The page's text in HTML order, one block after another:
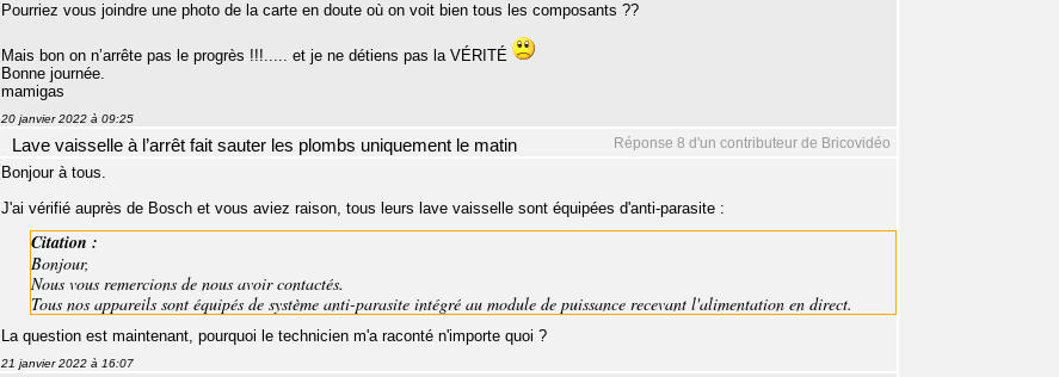
Pourriez vous joindre une photo de la carte en doute où on voit bien tous les composants ??
Mais bon on n’arrête pas le progrès !!!..... et je ne détiens pas la VÉRITÉ
Bonne journée.
mamigas
20 janvier 2022 à 09:25
Réponse 8 d'un contributeur de Bricovidéo
Lave vaisselle à l’arrêt fait sauter les plombs uniquement le matin
Bonjour à tous.
J'ai vérifié auprès de Bosch et vous aviez raison, tous leurs lave vaisselle sont équipées d'anti-parasite :
Citation :
Bonjour,
Nous vous remercions de nous avoir contactés.
Tous nos appareils sont équipés de système anti-parasite intégré au module de puissance recevant l'alimentation en direct.
La question est maintenant, pourquoi le technicien m'a raconté n'importe quoi ?
21 janvier 2022 à 16:07